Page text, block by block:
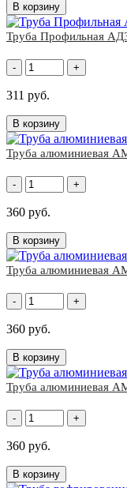
В корзину
Труба Профильная
- +
311 руб.
В корзину
Труба алюминиевая
- +
360 руб.
В корзину
Труба алюминиевая
- +
360 руб.
В корзину
Труба алюминиевая
- +
360 руб.
В корзину